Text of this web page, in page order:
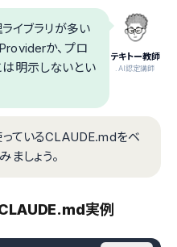
テキトー教師
.AI認定講師
イブラリが多い
か、プロ
は明示しないとい
ているCLAUDE.mdをベ
ましょう。
実例